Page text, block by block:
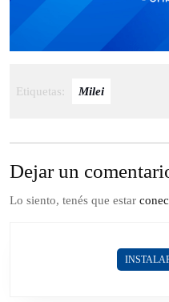
Etiquetas: Milei
Dejar un
Lo siento, tenés que estar